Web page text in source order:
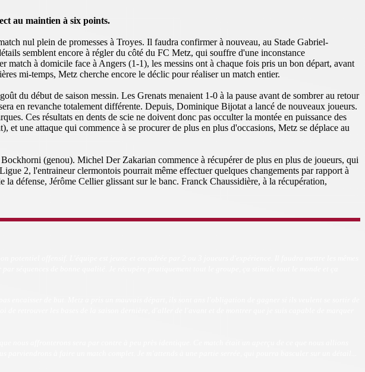
au maintien à six points.
nul plein de promesses à Troyes. Il faudra confirmer à nouveau, au Stade Gabriel-
semblent encore à régler du côté du FC Metz, qui souffre d'une inconstance
à domicile face à Angers (1-1), les messins ont à chaque fois pris un bon départ, avant
mi-temps, Metz cherche encore le déclic pour réaliser un match entier.
du début de saison messin. Les Grenats menaient 1-0 à la pause avant de sombrer au retour
en revanche totalement différente. Depuis, Dominique Bijotat a lancé de nouveaux joueurs.
Ces résultats en dents de scie ne doivent donc pas occulter la montée en puissance des
et une attaque qui commence à se procurer de plus en plus d'occasions, Metz se déplace au
(genou). Michel Der Zakarian commence à récupérer de plus en plus de joueurs, qui
2, l'entraineur clermontois pourrait même effectuer quelques changements par rapport à
défense, Jérôme Cellier glissant sur le banc. Franck Chaussidière, à la récupération,